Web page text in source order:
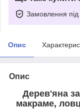
Замовлення під
Опис
Опис
Дерев'яна
макраме,